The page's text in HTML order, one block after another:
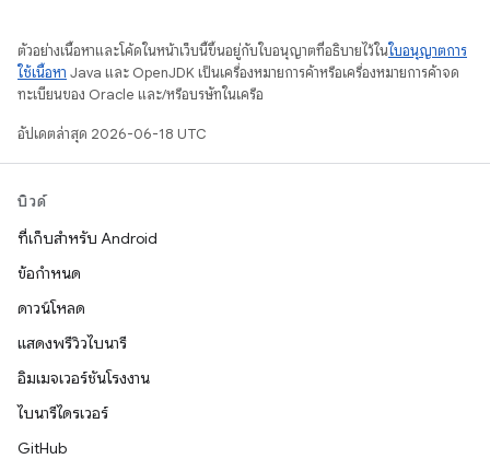
ตัวอย่างเนื้อหาและโค้ดในหน้าเว็บนี้ขึ้นอยู่กับใบอนุญาตที่อธิบายไว้ในใบอนุญาตการ
ใช้เนื้อหา Java และ OpenJDK เป็นเครื่องหมายการค้าหรือเครื่องหมายการค้าจด
ทะเบียนของ Oracle และ/หรือบริษัทในเครือ
อัปเดตล่าสุด 2026-06-18 UTC
บิวด์
ที่เก็บสำหรับ Android
ข้อกำหนด
ดาวน์โหลด
แสดงพรีวิวไบนารี
อิมเมจเวอร์ชันโรงงาน
ไบนารีไดรเวอร์
GitHub